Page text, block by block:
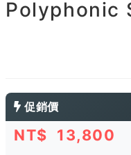
Polyphonic
促銷價
NT$ 13,800